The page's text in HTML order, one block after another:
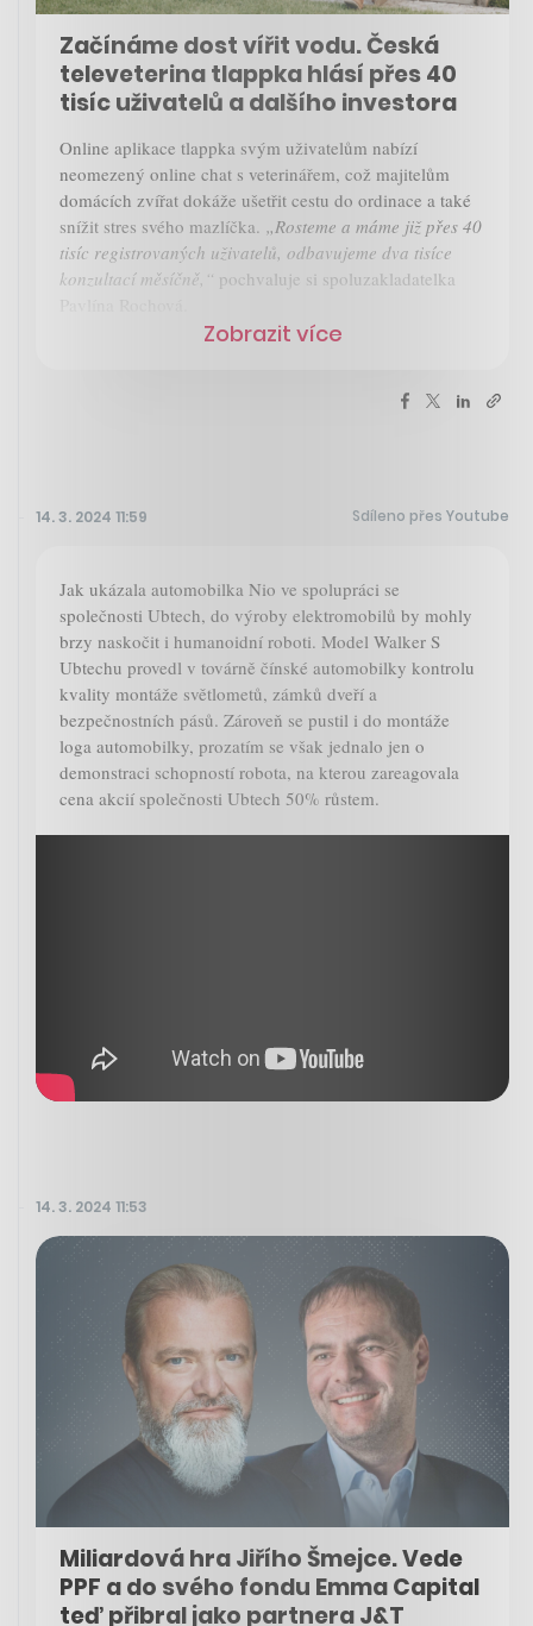
Začínáme dost vířit vodu. Česká
televeterina tlappka hlásí přes 40
tisíc uživatelů a dalšího investora
Online aplikace tlappka svým uživatelům nabízí
neomezený online chat s veterinářem, což majitelům
domácích zvířat dokáže ušetřit cestu do ordinace a také
snížit stres svého mazlíčka. „Rosteme a máme již přes 40
tisíc registrovaných uživatelů, odbavujeme dva tisíce
konzultací měsíčně,“ pochvaluje si spoluzakladatelka
Zobrazit více
14. 3. 2024 11:59 Sdíleno přes Youtube
Jak ukázala automobilka Nio ve spolupráci se
společnosti Ubtech, do výroby elektromobilů by mohly
brzy naskočit i humanoidní roboti. Model Walker S
Ubtechu provedl v továrně čínské automobilky kontrolu
kvality montáže světlometů, zámků dveří a
bezpečnostních pásů. Zároveň se pustil i do montáže
loga automobilky, prozatím se však jednalo jen o
demonstraci schopností robota, na kterou zareagovala
cena akcií společnosti Ubtech 50% růstem.
14. 3. 2024 11:53
Miliardová hra Jiřího Šmejce. Vede
PPF a do svého fondu Emma Capital
teď přibral jako partnera J&T